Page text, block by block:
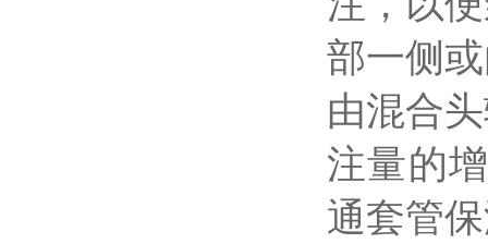
部一侧
由混合
注量的
通套管